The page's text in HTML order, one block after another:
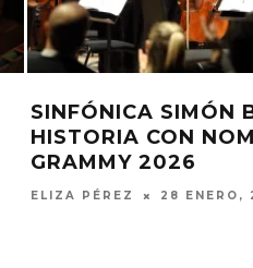
SINFÓNICA SIMÓN
HISTORIA CON
GRAMMY 2026
ELIZA PÉREZ 28 ENERO,